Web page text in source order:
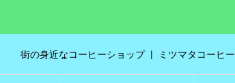
街の身近なコーヒーショップ ❘ ミツマタコーヒー